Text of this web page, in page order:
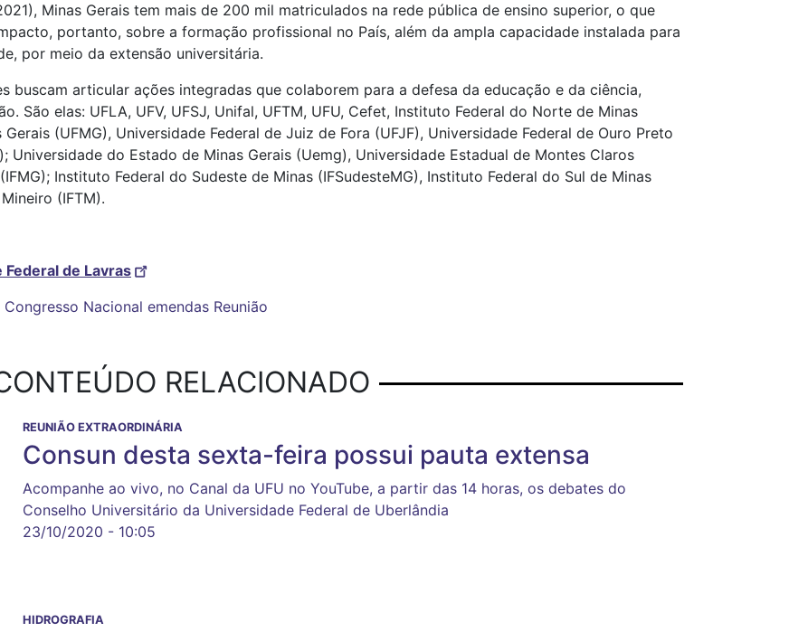
Minas Gerais tem mais de 200 mil matriculados na rede pública de ensino superior, o que
portanto, sobre a formação profissional no País, além da ampla capacidade instalada para
por meio da extensão universitária.
buscam articular ações integradas que colaborem para a defesa da educação e da ciência,
São elas: UFLA, UFV, UFSJ, Unifal, UFTM, UFU, Cefet, Instituto Federal do Norte de Minas
(UFMG), Universidade Federal de Juiz de Fora (UFJF), Universidade Federal de Ouro Preto
Universidade do Estado de Minas Gerais (Uemg), Universidade Estadual de Montes Claros
Instituto Federal do Sudeste de Minas (IFSudesteMG), Instituto Federal do Sul de Minas
(IFTM).
Federal de Lavras
Congresso Nacional emendas Reunião
RELACIONADO
REUNIÃO EXTRAORDINÁRIA
Consun desta sexta-feira possui pauta extensa
Acompanhe ao vivo, no Canal da UFU no YouTube, a partir das 14 horas, os debates do
Conselho Universitário da Universidade Federal de Uberlândia
23/10/2020 - 10:05
HIDROGRAFIA